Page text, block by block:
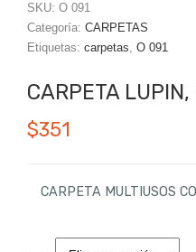
SKU:O 091
Categoría:CARPETAS
Etiquetas:carpetas,O 091
CARPETA
$351
CARPETA MULTIUSOS